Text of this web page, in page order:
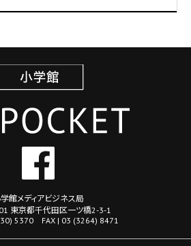
館メディアビジネス局
東京都千代田区一ツ橋2-3-1
5370 FAX | 03 (3264) 8471